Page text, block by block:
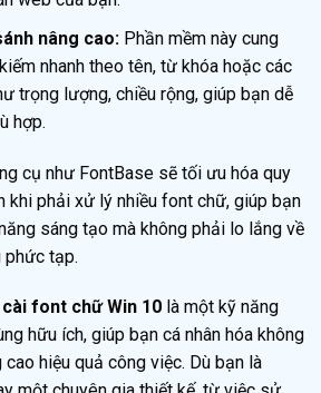
nâng cao:Phần mềm này cung
nhanh theo tên, từ khóa hoặc các
trọng lượng, chiều rộng, giúp bạn dễ
hợp.
cụ như FontBase sẽ tối ưu hóa quy
khi phải xử lý nhiều font chữ, giúp bạn
sáng tạo mà không phải lo lắng về
phức tạp.
font chữ Win 10 là một kỹ năng
hữu ích, giúp bạn cá nhân hóa không
hiệu quả công việc. Dù bạn là